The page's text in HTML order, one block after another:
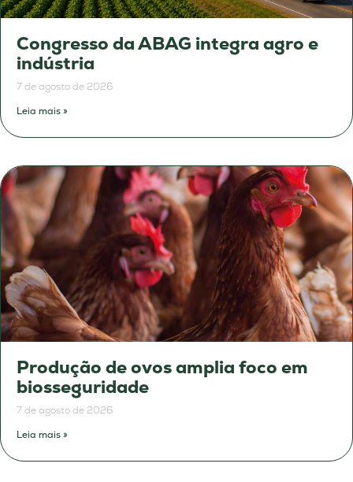
Congresso da ABAG integra agro e
indústria
7 de agosto de 2026
Leia mais »
Produção de ovos amplia foco em
biosseguridade
7 de agosto de 2026
Leia mais »